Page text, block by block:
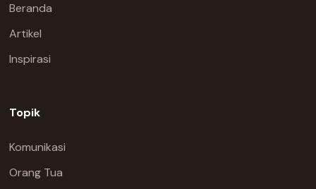
Beranda
Artikel
Inspirasi
Topik
Komunikasi
Orang Tua